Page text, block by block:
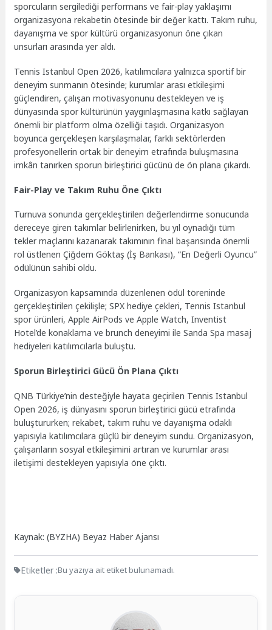
sporcuların sergilediği performans ve fair-play yaklaşımı
organizasyona rekabetin ötesinde bir değer kattı. Takım ruhu,
dayanışma ve spor kültürü organizasyonun öne çıkan
unsurları arasında yer aldı.
Tennis Istanbul Open 2026, katılımcılara yalnızca sportif bir
deneyim sunmanın ötesinde; kurumlar arası etkileşimi
güçlendiren, çalışan motivasyonunu destekleyen ve iş
dünyasında spor kültürünün yaygınlaşmasına katkı sağlayan
önemli bir platform olma özelliği taşıdı. Organizasyon
boyunca gerçekleşen karşılaşmalar, farklı sektörlerden
profesyonellerin ortak bir deneyim etrafında buluşmasına
imkân tanırken sporun birleştirici gücünü de ön plana çıkardı.
Fair-Play ve Takım Ruhu Öne Çıktı
Turnuva sonunda gerçekleştirilen değerlendirme sonucunda
dereceye giren takımlar belirlenirken, bu yıl oynadığı tüm
tekler maçlarını kazanarak takımının final başarısında önemli
rol üstlenen Çiğdem Göktaş (İş Bankası), “En Değerli Oyuncu”
ödülünün sahibi oldu.
Organizasyon kapsamında düzenlenen ödül töreninde
gerçekleştirilen çekilişle; SPX hediye çekleri, Tennis Istanbul
spor ürünleri, Apple AirPods ve Apple Watch, Inventist
Hotel’de konaklama ve brunch deneyimi ile Sanda Spa masaj
hediyeleri katılımcılarla buluştu.
Sporun Birleştirici Gücü Ön Plana Çıktı
QNB Türkiye’nin desteğiyle hayata geçirilen Tennis Istanbul
Open 2026, iş dünyasını sporun birleştirici gücü etrafında
buluştururken; rekabet, takım ruhu ve dayanışma odaklı
yapısıyla katılımcılara güçlü bir deneyim sundu. Organizasyon,
çalışanların sosyal etkileşimini artıran ve kurumlar arası
iletişimi destekleyen yapısıyla öne çıktı.
Kaynak: (BYZHA) Beyaz Haber Ajansı
Etiketler :Bu yazıya ait etiket bulunamadı.